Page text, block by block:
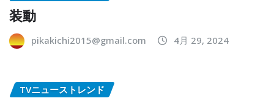
装動
pikakichi2015@gmail.com 4月 29, 2024
TVニューストレンド